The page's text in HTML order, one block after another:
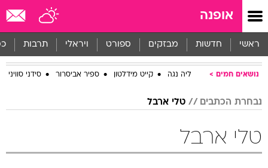
אופנה
ראשי חדשות מבזקים ספורט ויראלי תרבות
נושאים חמים ליה נגה קייט מידלטון ספיר אביסרור סידני סוויני
נבחרת הכתבים טלי ארבל
טלי ארבל